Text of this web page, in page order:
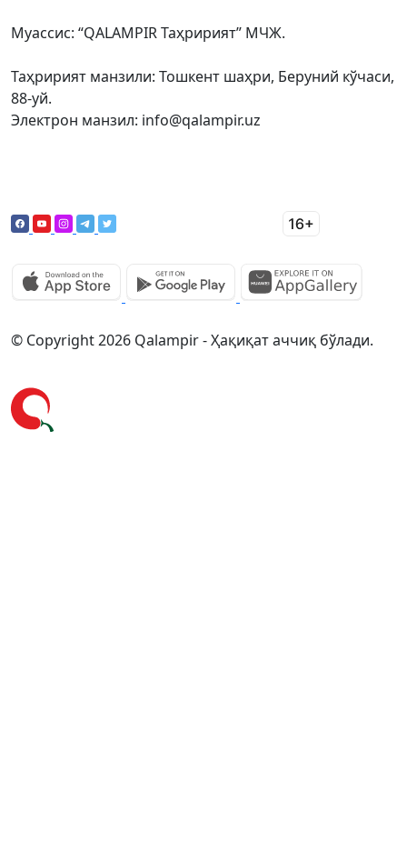
Муассис: “QALAMPIR Таҳририят” МЧЖ.
Таҳририят манзили: Тошкент шаҳри, Беруний кўчаси,
88-уй.
Электрон манзил: info@qalampir.uz
© Copyright 2026 Qalampir - Ҳақиқат аччиқ бўлади.